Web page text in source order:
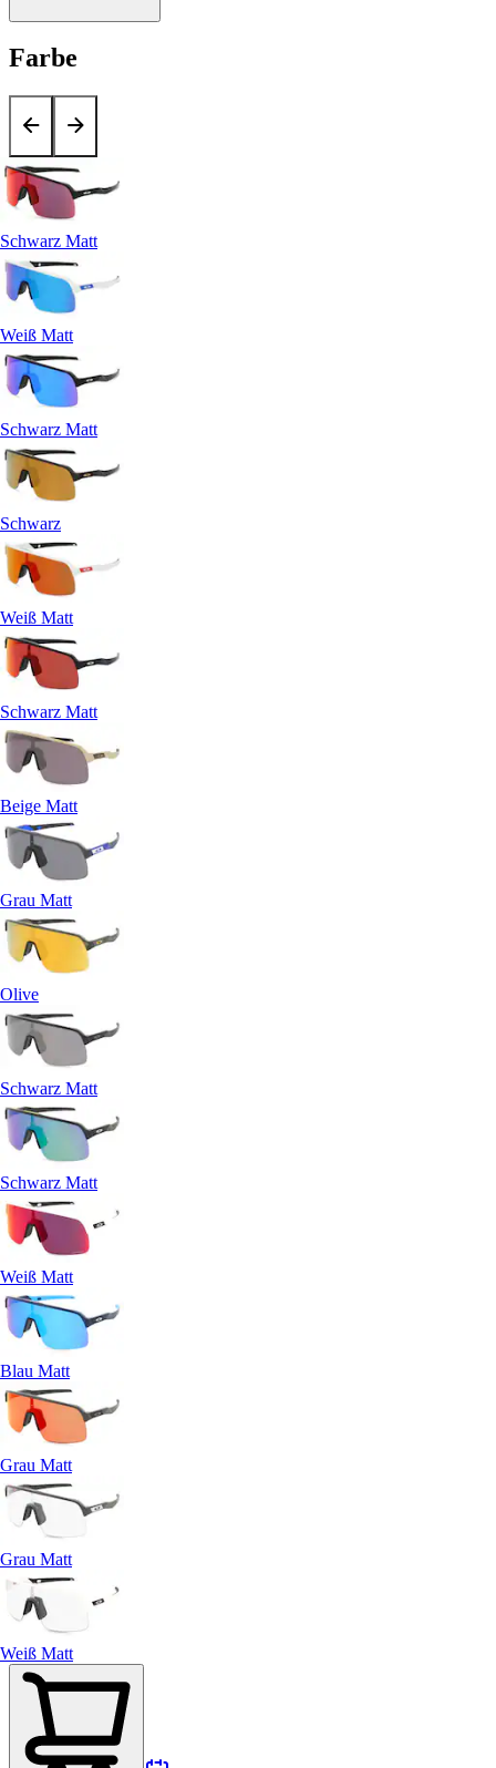
Farbe
Schwarz Matt
Weiß Matt
Schwarz Matt
Schwarz
Weiß Matt
Schwarz Matt
Beige Matt
Grau Matt
Olive
Schwarz Matt
Schwarz Matt
Weiß Matt
Blau Matt
Grau Matt
Grau Matt
Weiß Matt